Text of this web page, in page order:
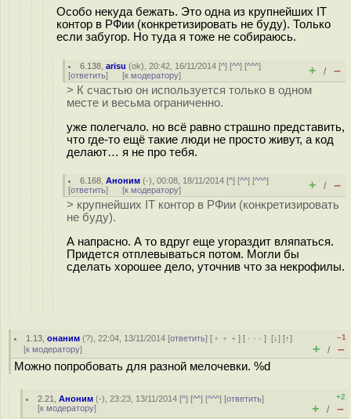
Особо некуда бежать. Это одна из крупнейших IT
контор в РФии (конкретизировать не буду). Только
если забугор. Но туда я тоже не собираюсь.
6.138 ,arisu (ok), 20:42, 16/11/2014 [^] [^^] [^^^]
[ответить] [к модератору] + / –
> К счастью он используется только в одном
месте и весьма ограниченно.
уже полегчало. но всё равно страшно представить,
что где-то ещё такие люди не просто живут, а код
делают… я не про тебя.
6.168 ,Аноним (-), 00:08, 18/11/2014 [^] [^^] [^^^]
[ответить] [к модератору] + / –
> крупнейших IT контор в РФии (конкретизировать
не буду).
А напрасно. А то вдруг еще угораздит вляпаться.
Придется отплевываться потом. Могли бы
сделать хорошее дело, уточнив что за некрофилы.
1.13 ,онаним (?), 22:04, 13/11/2014 [ответить] [ ﹢﹢﹢] [ · · ·][↓] [↑]
[к модератору]
–1
+ / –
Можно попробовать для разной мелочевки. %d
2.21 ,Аноним (-), 23:23, 13/11/2014 [^] [^^] [^^^] [ответить]
[к модератору]
+2
+ / –